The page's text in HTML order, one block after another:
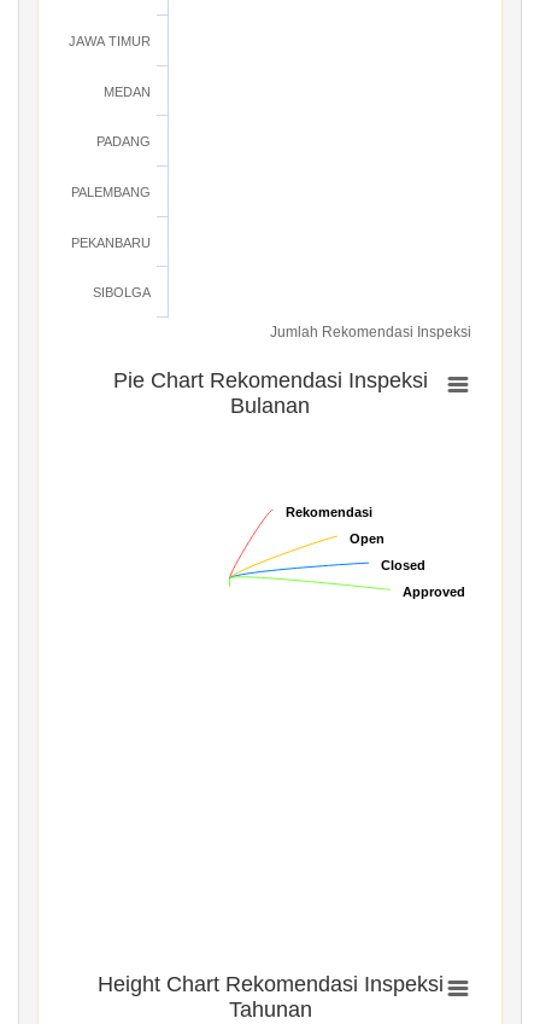
Jumlah Rekomendasi Inspeksi
JAWA TIMUR
MEDAN
PADANG
PALEMBANG
PEKANBARU
SIBOLGA
Pie Chart Rekomendasi Inspeksi
Bulanan
Rekomendasi
Rekomendasi
Open
Open
Closed
Closed
Approved
Approved
Height Chart Rekomendasi Inspeksi
Tahunan